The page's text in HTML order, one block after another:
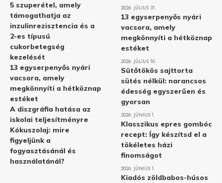
5 szuperétel, amely
támogathatja az
inzulinrezisztencia és a
2-es típusú
cukorbetegség
kezelését
13 egyserpenyős nyári
vacsora, amely
megkönnyíti a hétköznap
estéket
A diszgráfia hatása az
iskolai teljesítményre
Kókuszolaj: mire
figyeljünk a
fogyasztásánál és
használatánál?
2026. JÚLIUS 31.
13 egyserpenyős nyári
vacsora, amely
megkönnyíti a hétköznap
estéket
2026. JÚLIUS 10.
Sütőtökös sajttorta
sütés nélkül: narancsos
édesség egyszerűen és
gyorsan
2026. JÚNIUS 1.
Klasszikus epres gombóc
recept: Így készítsd el a
tökéletes házi
finomságot
2026. JÚNIUS 1.
Kiadós zöldbabos-húsos